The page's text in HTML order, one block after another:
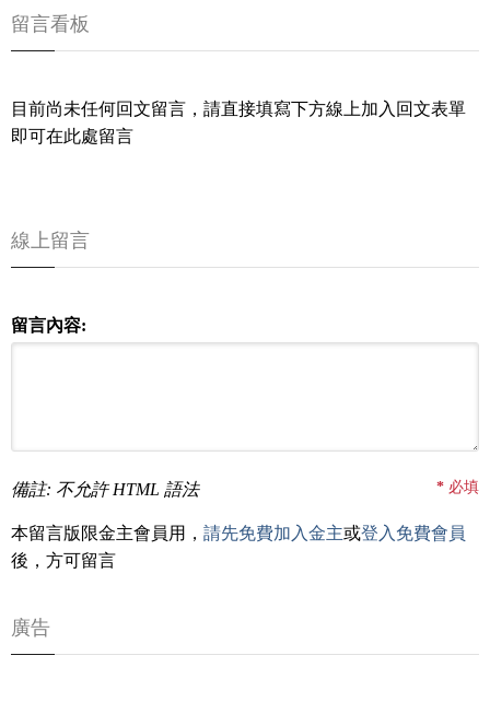
留言看板
目前尚未任何回文留言，請直接填寫下方線上加入回文表單
即可在此處留言
線上留言
留言內容:
備註: 不允許 HTML 語法 * 必填
本留言版限金主會員用， 請先免費加入金主或登入免費會員
後，方可留言
廣告